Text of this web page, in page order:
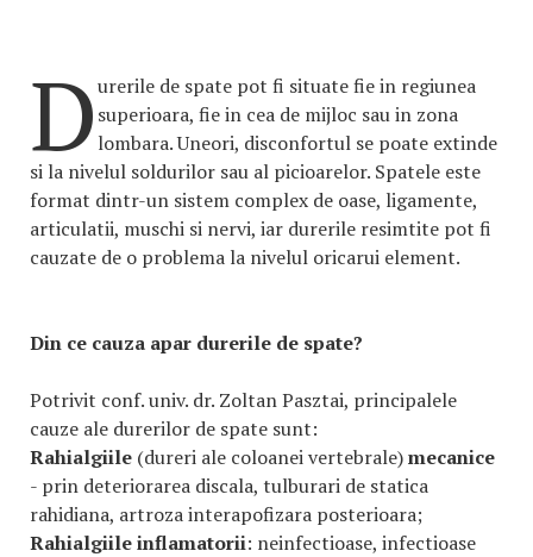
Durerile de spate pot fi situate fie in regiunea
superioara, fie in cea de mijloc sau in zona
lombara. Uneori, disconfortul se poate extinde
si la nivelul soldurilor sau al picioarelor. Spatele este
format dintr-un sistem complex de oase, ligamente,
articulatii, muschi si nervi, iar durerile resimtite pot fi
cauzate de o problema la nivelul oricarui element.
Din ce cauza apar durerile de spate?
Potrivit conf. univ. dr. Zoltan Pasztai, principalele
cauze ale durerilor de spate sunt:
Rahialgiile (dureri ale coloanei vertebrale)mecanice
- prin deteriorarea discala, tulburari de statica
rahidiana, artroza interapofizara posterioara;
Rahialgiile inflamatorii: neinfectioase, infectioase